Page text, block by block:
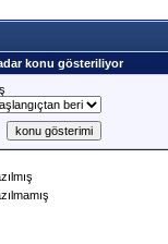
konu gösteriliyor